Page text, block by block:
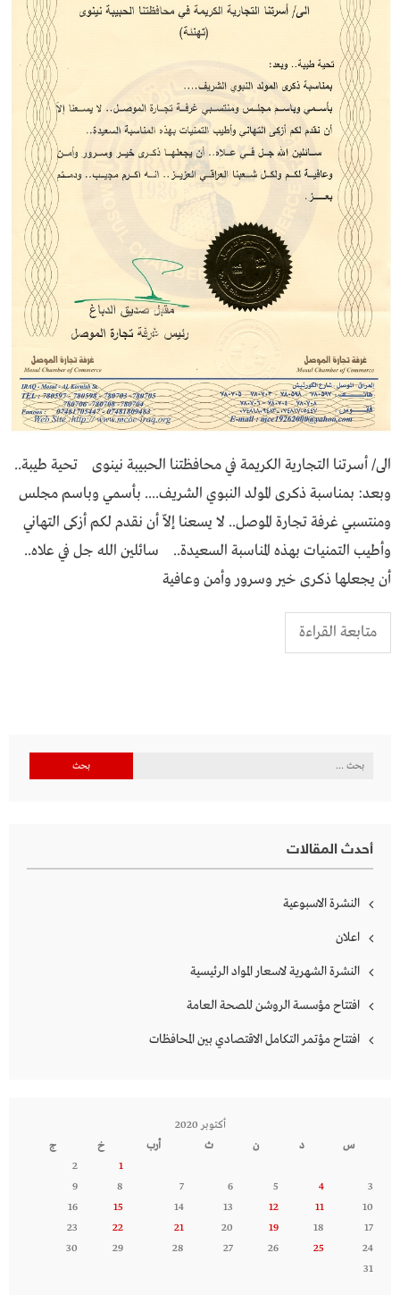
الى/ أسرتنا التجارية الكريمة في محافظتنا الحبيبة نينوى تحية طيبة..
وبعد: بمناسبة ذكرى المولد النبوي الشريف.... بأسمي وباسم مجلس
ومنتسبي غرفة تجارة الموصل.. لا يسعنا إلاّ أن نقدم لكم أزكى التهاني
وأطيب التمنيات بهذه المناسبة السعيدة.. سائلين الله جل في علاه..
أن يجعلها ذكرى خير وسرور وأمن وعافية
متابعة القراءة
البحث
أحدث المقالات
النشرة الاسبوعية
اعلان
النشرة الشهرية لاسعار المواد الرئيسية
افتتاح مؤسسة الروشن للصحة العامة
افتتاح مؤتمر التكامل الاقتصادي بين المحافظات
أكتوبر 2020
س
د ن ث أرب خ
ج
1
2
3
4
5
6
7
8
9
10
11
12
13
14
15
16
17
18
19
20
21
22
23
24
25
26
27
28
29
30
31